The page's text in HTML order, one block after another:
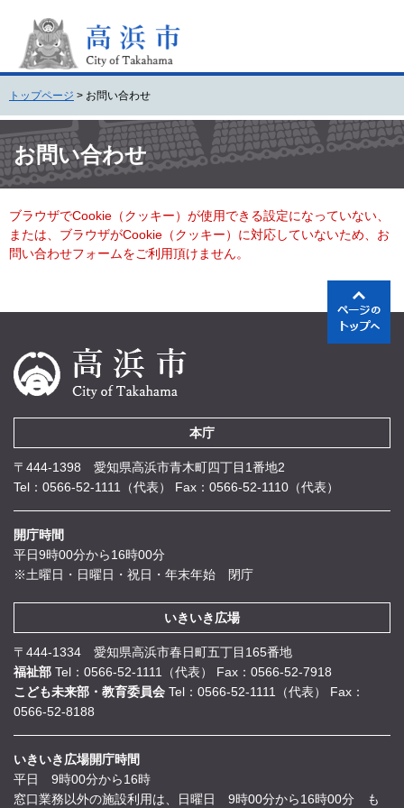
頭
で
す
。
飛
ば
し
て
本
へ
トップページ > お問い合わせ
文 お問い合わせ
ブラウザでCookie（クッキー）が使用できる設定になっていない、
または、ブラウザがCookie（クッキー）に対応していないため、お
問い合わせフォームをご利用頂けません。
本庁
〒444-1398 愛知県高浜市青木町四丁目1番地2
Tel：0566-52-1111（代表）
Fax：0566-52-1110（代表）
開庁時間
平日9時00分から16時00分
※土曜日・日曜日・祝日・年末年始 閉庁
いきいき広場
〒444-1334 愛知県高浜市春日町五丁目165番地
福祉部 Tel：0566-52-1111（代表）
Fax：0566-52-7918
こども未来部・教育委員会 Tel：0566-52-1111（代表）
Fax：
0566-52-8188
いきいき広場開庁時間
平日 9時00分から16時
窓口業務以外の施設利用は、日曜日 9時00分から16時00分 も